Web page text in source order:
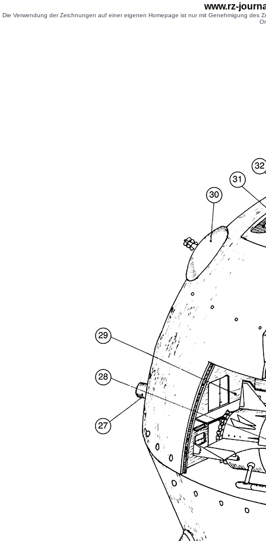
www.rz-
Die Verwendung der Zeichnungen auf einer eigenen Homepage ist nur mit Genehmigung